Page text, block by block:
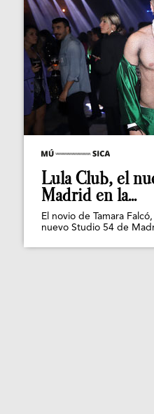
Lula Club, el
Madrid en la...
El novio de Tamara
nuevo Studio 54 de